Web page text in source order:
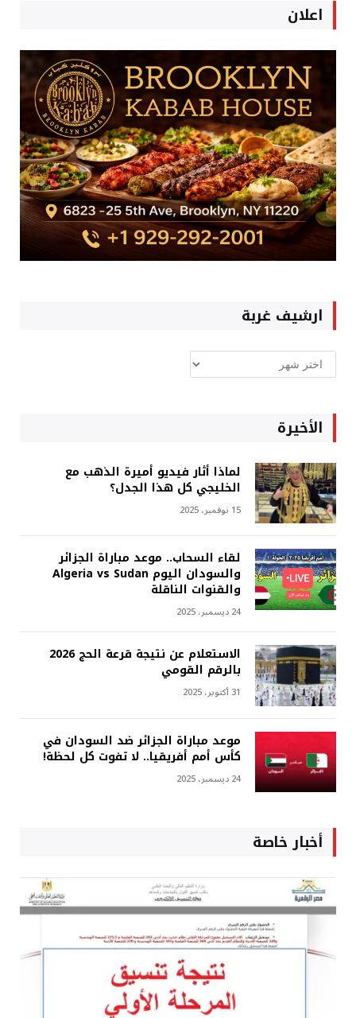
اعلان
ارشيف غربة
ارشيف
غربة
الأخيرة
لماذا أثار فيديو أميرة الذهب مع
الخليجي كل هذا الجدل؟
15 نوفمبر، 2025
لقاء السحاب.. موعد مباراة الجزائر
والسودان اليوم Algeria vs Sudan
والقنوات الناقلة
24 ديسمبر، 2025
الاستعلام عن نتيجة قرعة الحج 2026
بالرقم القومي
31 أكتوبر، 2025
موعد مباراة الجزائر ضد السودان في
كأس أمم أفريقيا.. لا تفوت كل لحظة!
24 ديسمبر، 2025
أخبار خاصة